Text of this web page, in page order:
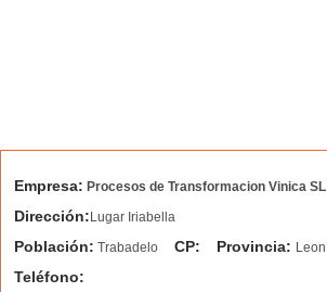
Empresa: Procesos de Transformacion Vinica SL
Dirección: Lugar Iriabella
Población: Trabadelo CP: Provincia: Leon
Teléfono: